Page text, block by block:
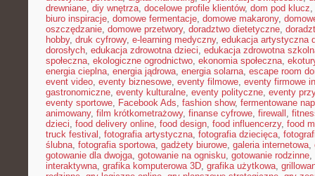
drewniane, diy wnętrza, docelowe profile klientów, dom pod klucz,
biuro inspiracje, domowe fermentacje, domowe makarony,
oszczędzanie, domowe przetwory, doradztwo dietetyczne,
hobby, druk cyfrowy, e-learning medyczny, edukacja artystyczna
dorosłych, edukacja zdrowotna dzieci, edukacja zdrowotna
społeczna, ekologiczne ogrodnictwo, ekonomia społeczna,
energia cieplna, energia jądrowa, energia solarna, escape room
event video, eventy biznesowe, eventy filmowe, eventy firmowe
gastronomiczne, eventy kulturalne, eventy polityczne, eventy
eventy sportowe, Facebook Ads, fashion show, fermentowane
animowany, film krótkometrażowy, finanse cyfrowe, firewall ,
dzieci, food delivery online, food design, food influencerzy, food
truck festival , fotografia artystyczna, fotografia dziecięca,
ślubna, fotografia sportowa, gadżety biurowe, galeria internetowa,
gotowanie dla dwojga, gotowanie na ognisku, gotowanie rodzinne,
interaktywna, grafika komputerowa 3D, grafika użytkowa,